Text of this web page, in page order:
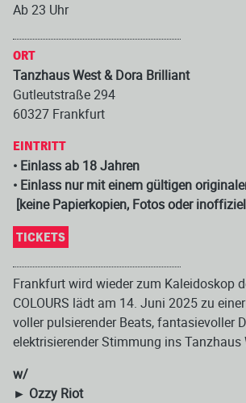
Ab 23 Uhr
ORT
Tanzhaus West & Dora Brilliant
Gutleutstraße 294
60327 Frankfurt
EINTRITT
• Einlass ab 18 Jahren
• Einlass nur mit einem gültigen
[keine Papierkopien, Fotos oder
TICKETS
Frankfurt wird wieder zum Kaleidoskop
COLOURS lädt am 14. Juni 2025 zu
voller pulsierender Beats, fantasievoller
elektrisierender Stimmung ins Tanzhaus
w/
► Ozzy Riot